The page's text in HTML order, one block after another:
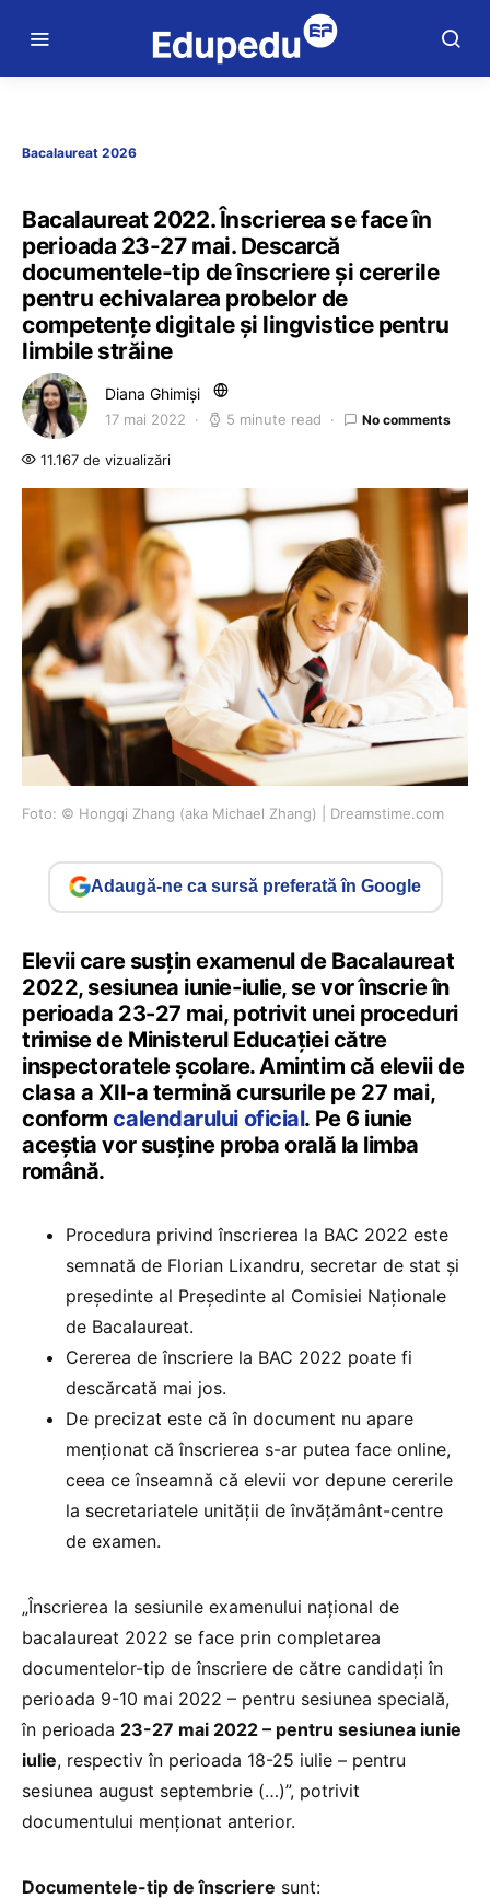
Bacalaureat 2026
Bacalaureat 2022. Înscrierea se face în
perioada 23-27 mai. Descarcă
documentele-tip de înscriere și cererile
pentru echivalarea probelor de
competențe digitale și lingvistice pentru
limbile străine
Diana Ghimiși
17 mai 2022 5 minute read No comments
11.167 de vizualizări
Foto: © Hongqi Zhang (aka Michael Zhang) | Dreamstime.com
Adaugă-ne ca sursă preferată în Google
Elevii care susțin examenul de Bacalaureat
2022, sesiunea iunie-iulie, se vor înscrie în
perioada 23-27 mai, potrivit unei proceduri
trimise de Ministerul Educației către
inspectoratele școlare. Amintim că elevii de
clasa a XII-a termină cursurile pe 27 mai,
conformcalendarului oficial. Pe 6 iunie
aceștia vor susține proba orală la limba
română.
Procedura privind înscrierea la BAC 2022 este
semnată de Florian Lixandru, secretar de stat și
președinte al Președinte al Comisiei Naționale
de Bacalaureat.
Cererea de înscriere la BAC 2022 poate fi
descărcată mai jos.
De precizat este că în document nu apare
menționat că înscrierea s-ar putea face online,
ceea ce înseamnă că elevii vor depune cererile
la secretariatele unității de învățământ-centre
de examen.
„Înscrierea la sesiunile examenului național de
bacalaureat 2022 se face prin completarea
documentelor-tip de înscriere de către candidați în
perioada 9-10 mai 2022 – pentru sesiunea specială,
în perioada 23-27 mai 2022 – pentru sesiunea iunie
iulie, respectiv în perioada 18-25 iulie – pentru
sesiunea august septembrie (…)”, potrivit
documentului menționat anterior.
Documentele-tip de înscriere sunt: